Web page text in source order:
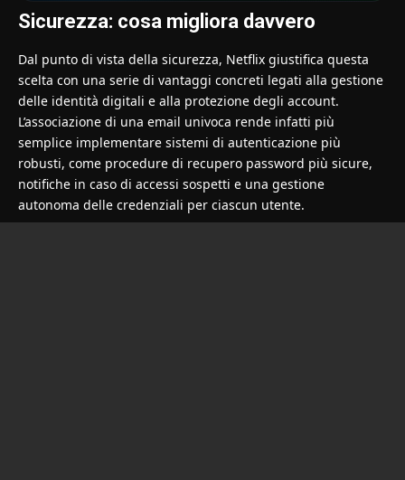
Sicurezza: cosa migliora davvero
Dal punto di vista della sicurezza, Netflix giustifica questa
scelta con una serie di vantaggi concreti legati alla gestione
delle identità digitali e alla protezione degli account.
L’associazione di una email univoca rende infatti più
semplice implementare sistemi di autenticazione più
robusti, come procedure di recupero password più sicure,
notifiche in caso di accessi sospetti e una gestione
autonoma delle credenziali per ciascun utente.